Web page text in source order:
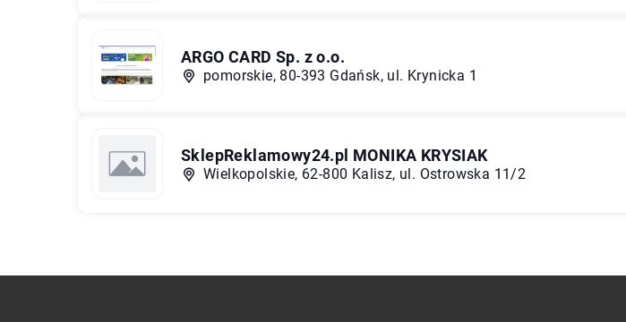
ARGO CARD Sp. z o.o.
pomorskie, 80-393 Gdańsk, ul. Krynicka 1
SklepReklamowy24.pl MONIKA KRYSIAK
Wielkopolskie, 62-800 Kalisz, ul. Ostrowska 11/2